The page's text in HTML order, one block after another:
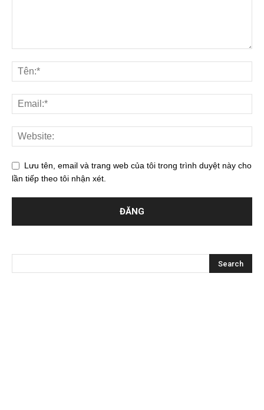
Lưu tên, email và trang web của tôi trong trình duyệt này cho
lần tiếp theo tôi nhận xét.